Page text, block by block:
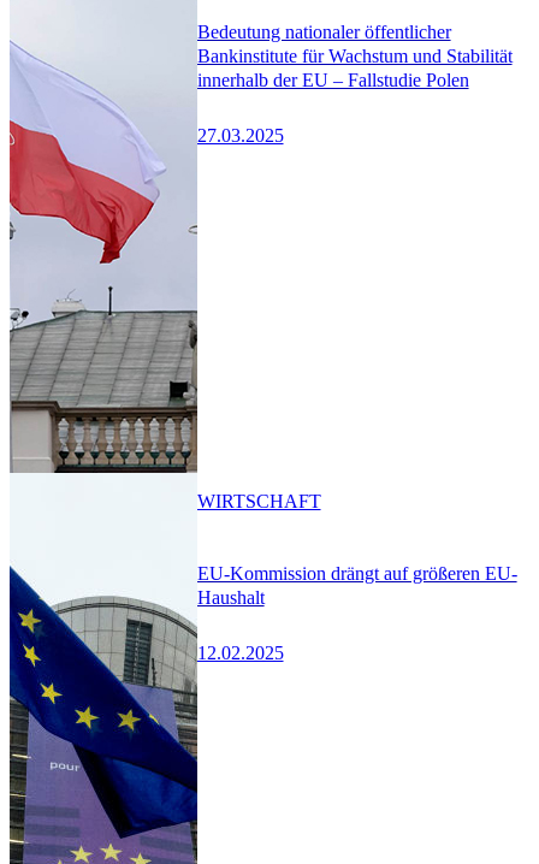
Bedeutung nationaler öffentlicher
Bankinstitute für Wachstum und Stabilität
innerhalb der EU – Fallstudie Polen
27.03.2025
EU-Kommission drängt auf größeren EU-
Haushalt
12.02.2025
WIRTSCHAFT